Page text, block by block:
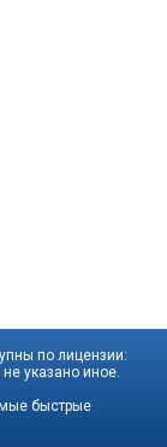
по лицензии:
указано иное.
быстрые